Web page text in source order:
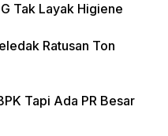
Tak Layak Higiene
Ratusan Ton
Tapi Ada PR Besar